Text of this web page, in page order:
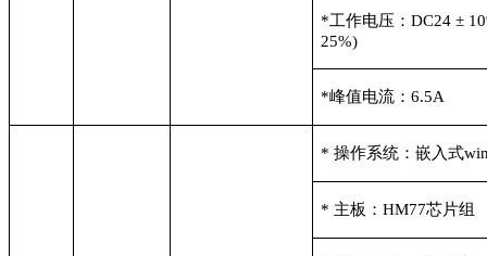
*工作电压：DC24 ±
25%)
*峰值电流：6.5A
* 操作系统：嵌入式
* 主板：HM77芯片组